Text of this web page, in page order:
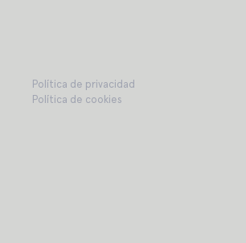
Política de privacidad
Política de cookies